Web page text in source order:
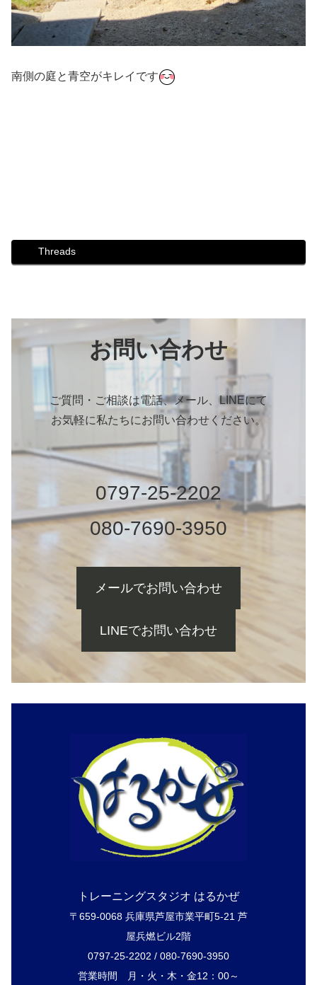
南側の庭と青空がキレイです
Threads
お問い合わせ
ご質問・ご相談は電話、メール、LINEにて
お気軽に私たちにお問い合わせください。
0797-25-2202
080-7690-3950
メールでお問い合わせ
LINEでお問い合わせ
トレーニングスタジオ はるかぜ
〒659-0068 兵庫県芦屋市業平町5-21 芦
屋兵燃ビル2階
0797-25-2202 / 080-7690-3950
営業時間 月・火・木・金12：00～